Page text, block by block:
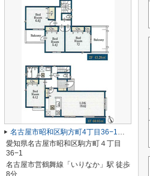
名古屋市昭和区駒方町4丁目36−1【仲介手数料無料】新築一戸建て
愛知県名古屋市昭和区駒方町４丁目
36−1
名古屋市営鶴舞線「いりなか」駅 徒歩
8分